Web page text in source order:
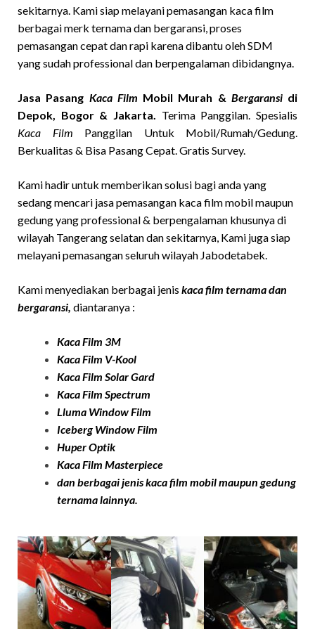
sekitarnya. Kami siap melayani pemasangan kaca film
berbagai merk ternama dan bergaransi, proses
pemasangan cepat dan rapi karena dibantu oleh SDM
yang sudah professional dan berpengalaman dibidangnya.
Jasa Pasang Kaca Film Mobil Murah & Bergaransidi
Depok, Bogor & Jakarta.
Terima Panggilan. Spesialis
Kaca Film Panggilan Untuk Mobil/Rumah/Gedung.
Berkualitas & Bisa Pasang Cepat. Gratis Survey.
Kami hadir untuk memberikan solusi bagi anda yang
sedang mencari jasa pemasangan kaca film mobil maupun
gedung yang professional & berpengalaman khusunya di
wilayah Tangerang selatan dan sekitarnya, Kami juga siap
melayani pemasangan seluruh wilayah Jabodetabek.
Kami menyediakan berbagai jenis kaca film ternama dan
bergaransi, diantaranya :
Kaca Film 3M
Kaca Film V-Kool
Kaca Film Solar Gard
Kaca Film Spectrum
Lluma Window Film
Iceberg Window Film
Huper Optik
Kaca Film Masterpiece
dan berbagai jenis kaca film mobil maupun gedung
ternama lainnya.